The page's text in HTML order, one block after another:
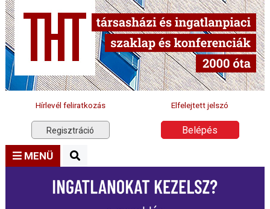
Hírlevél feliratkozás Elfelejtett jelszó
Regisztráció Belépés
MENÜ